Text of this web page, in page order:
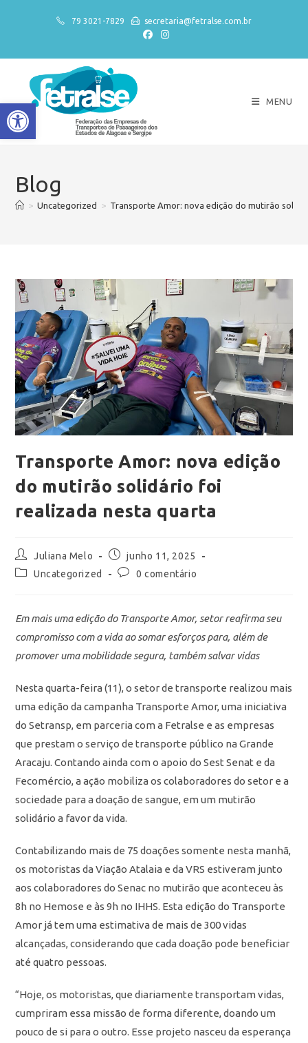
Abrir a barra de ferramentas
79 3021-7829 secretaria@fetralse.com.br
MENU
Blog
> Uncategorized > Transporte Amor: nova edição do mutirão
Transporte Amor: nova edição
do mutirão solidário foi
realizada nesta quarta
Juliana Melo
junho 11, 2025
Uncategorized
0 comentário
Em mais uma edição do Transporte Amor, setor reafirma seu
compromisso com a vida ao somar esforços para, além de
promover uma mobilidade segura, também salvar vidas
Nesta quarta-feira (11), o setor de transporte realizou mais
uma edição da campanha Transporte Amor, uma iniciativa
do Setransp, em parceria com a Fetralse e as empresas
que prestam o serviço de transporte público na Grande
Aracaju. Contando ainda com o apoio do Sest Senat e da
Fecomércio, a ação mobiliza os colaboradores do setor e a
sociedade para a doação de sangue, em um mutirão
solidário a favor da vida.
Contabilizando mais de 75 doações somente nesta manhã,
os motoristas da Viação Atalaia e da VRS estiveram junto
aos colaboradores do Senac no mutirão que aconteceu às
8h no Hemose e às 9h no IHHS. Esta edição do Transporte
Amor já tem uma estimativa de mais de 300 vidas
alcançadas, considerando que cada doação pode beneficiar
até quatro pessoas.
“Hoje, os motoristas, que diariamente transportam vidas,
cumpriram essa missão de forma diferente, doando um
pouco de si para o outro. Esse projeto nasceu da esperança